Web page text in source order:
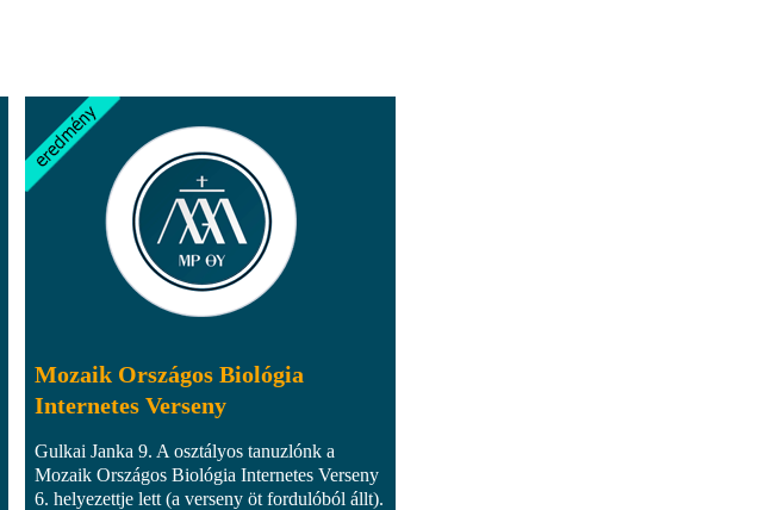
Mozaik Országos Biológia
Internetes Verseny
Gulkai Janka 9. A osztályos tanuzlónk a
Mozaik Országos Biológia Internetes Verseny
6. helyezettje lett (a verseny öt fordulóból állt).